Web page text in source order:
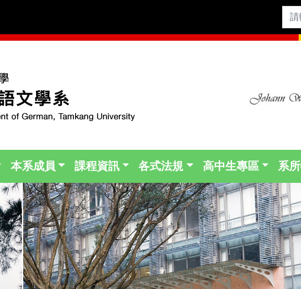
本系成員 課程資訊 各式法規 高中生專區 系